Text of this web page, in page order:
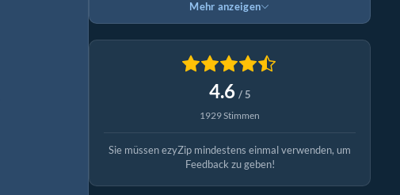
Mehr anzeigen
4.6 / 5
1929 Stimmen
Sie müssen ezyZip mindestens einmal verwenden, um
Feedback zu geben!